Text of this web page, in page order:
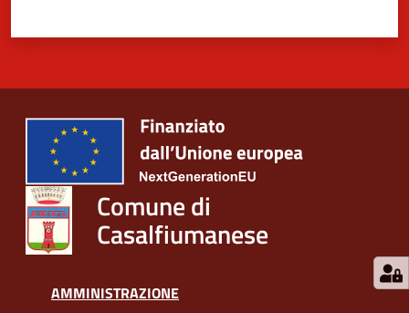
Comune di
Casalfiumanese
AMMINISTRAZIONE